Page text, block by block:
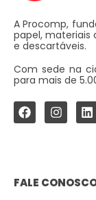
A Procomp,
papel, materiais
e descartáveis.
Com sede na
para mais de
FALE